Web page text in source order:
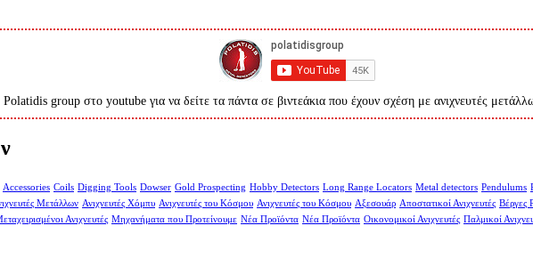
group στο youtube για να δείτε τα πάντα σε βιντεάκια που έχουν σχέση με ανιχνευτές
Accessories Coils Digging Tools Dowser Gold Prospecting Hobby Detectors Long Range Locators Metal detectors Pendulums
Μετάλλων Ανιχνευτές Χόμπυ Ανιχνευτές του Κόσμου Ανιχνευτές του Κόσμου Αξεσουάρ Αποστατικοί Ανιχνευτές Βέργες
Ανιχνευτές Μηχανήματα που Προτείνουμε Νέα Προϊόντα Νέα Προϊόντα Οικονομικοί Ανιχνευτές Παλμικοί